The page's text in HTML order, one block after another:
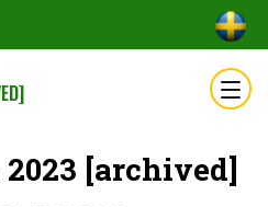
[archived]